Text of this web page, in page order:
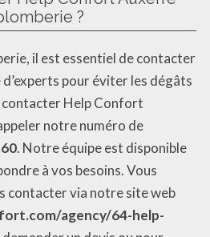
?
il est essentiel de contacter
pour éviter les dégâts
Help Confort
notre numéro de
. Notre équipe est disponible
à vos besoins. Vous
contacter via notre site web
agency/64-help-